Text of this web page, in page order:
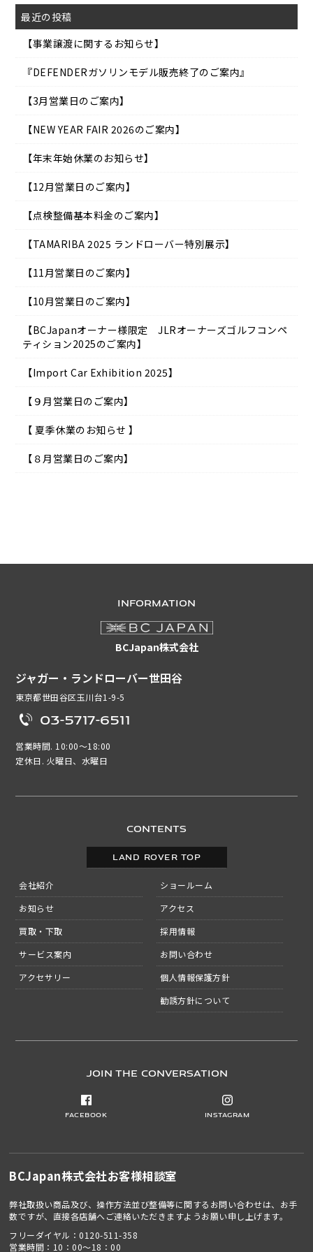
最近の投稿
【事業譲渡に関するお知らせ】
『DEFENDERガソリンモデル販売終了のご案内』
【3月営業日のご案内】
【NEW YEAR FAIR 2026のご案内】
【年末年始休業のお知らせ】
【12月営業日のご案内】
【点検整備基本料金のご案内】
【TAMARIBA 2025 ランドローバー特別展示】
【11月営業日のご案内】
【10月営業日のご案内】
【BCJapanオーナー様限定 JLRオーナーズゴルフコンペ
ティション2025のご案内】
【Import Car Exhibition 2025】
【９月営業日のご案内】
【 夏季休業のお知らせ 】
【８月営業日のご案内】
CONTENTS
LAND ROVER TOP
会社紹介
お知らせ
買取・下取
サービス案内
アクセサリー
ショールーム
アクセス
採用情報
お問い合わせ
個人情報保護方針
勧誘方針について
INFORMATION
BCJapan株式会社
ジャガー・ランドローバー世田谷
東京都世田谷区玉川台1-9-5
03-5717-6511
営業時間. 10:00～18:00
定休日. 火曜日、水曜日
JOIN THE CONVERSATION
Facebook Instagram
BCJapan株式会社お客様相談室
弊社取扱い商品及び、操作方法並び整備等に関するお問い合わせは、お手
数ですが、直接各店舗へご連絡いただきますようお願い申し上げます。
フリーダイヤル：0120-511-358
営業時間：10：00～18：00